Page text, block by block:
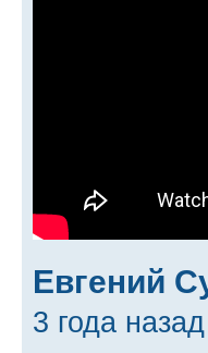
Евгений
3 года